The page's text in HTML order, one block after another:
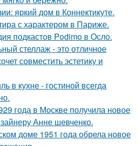
яркий дом в Коннектикуте.
с характером в Париже.
подкастов Podimo в Осло.
стеллаж - это отличное
совместить эстетику и
в кухне - гостиной всегда
года в Москве получила новое
Анне шевченко.
доме 1951 года обрела новое